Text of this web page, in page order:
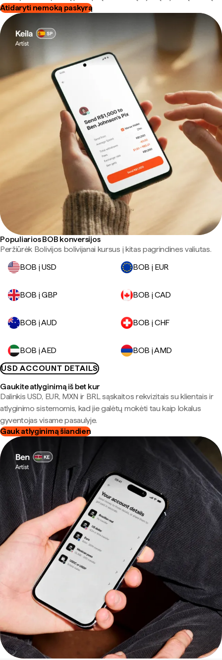
Atidaryti nemoką paskyrą
Populiarios BOB konversijos
Peržiūrėk Bolivijos bolivijanai kursus į kitas pagrindines valiutas.
BOB į USD
BOB į EUR
BOB į GBP BOB į CAD
BOB į AUD BOB į CHF
BOB į AED
BOB į AMD
USD ACCOUNT DETAILS
Gaukite atlyginimą iš bet kur
Dalinkis USD, EUR, MXN ir BRL sąskaitos rekvizitais su klientais ir
atlyginimo sistemomis, kad jie galėtų mokėti tau kaip lokalus
gyventojas visame pasaulyje.
Gauk atlyginimą šiandien